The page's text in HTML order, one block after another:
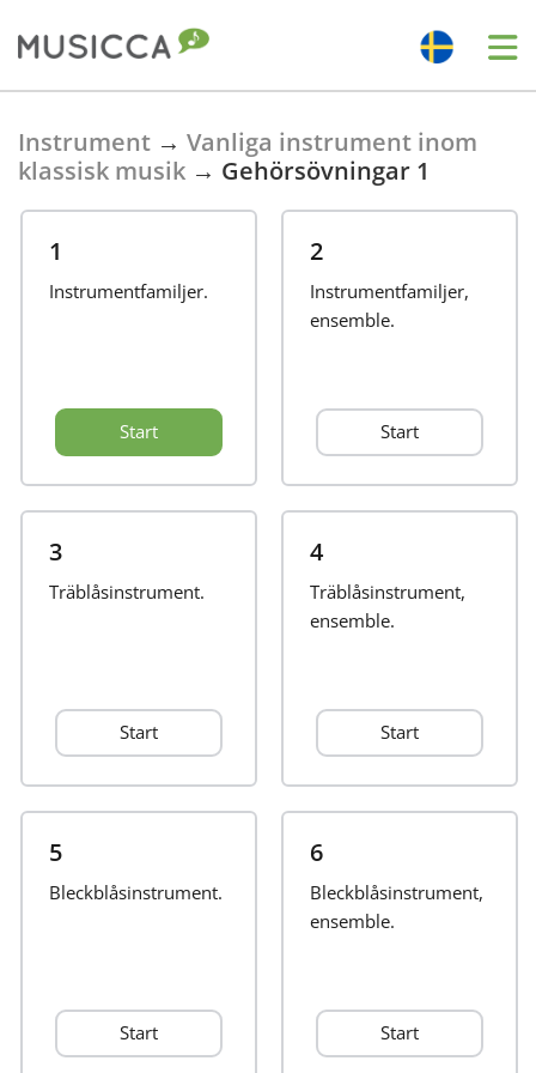
English
Español
Français
Italiano
日本語
Português
Instrument → Vanliga instrument inom
klassisk musik → Gehörsövningar 1
1
Instrumentfamiljer.
Start
2
Instrumentfamiljer,
ensemble.
Start
3
Träblåsinstrument.
Start
4
Träblåsinstrument,
ensemble.
Start
5
Bleckblåsinstrument.
Start
6
Bleckblåsinstrument,
ensemble.
Start